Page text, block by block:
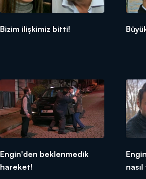
Bizim ilişkimiz bitti!
Engin'den beklenmedik
hareket!